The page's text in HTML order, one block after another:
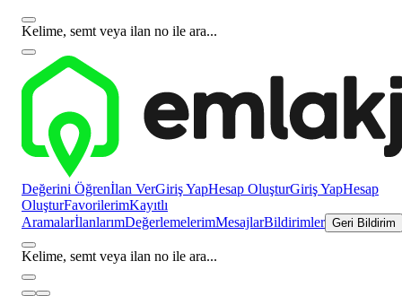
Kelime, semt veya ilan no ile ara...
Değerini Öğrenİlan VerGiriş YapHesap OluşturGiriş YapHesap
OluşturFavorilerimKayıtlı
AramalarİlanlarımDeğerlemelerimMesajlarBildirimler Geri Bildirim
Kelime, semt veya ilan no ile ara...